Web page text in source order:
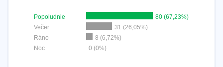
Popoludnie
80 (67,23%)
Večer
31 (26,05%)
Ráno
8 (6,72%)
Noc
0 (0%)